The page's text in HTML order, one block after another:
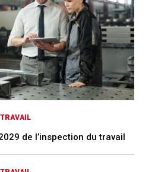
de l’inspection du travail